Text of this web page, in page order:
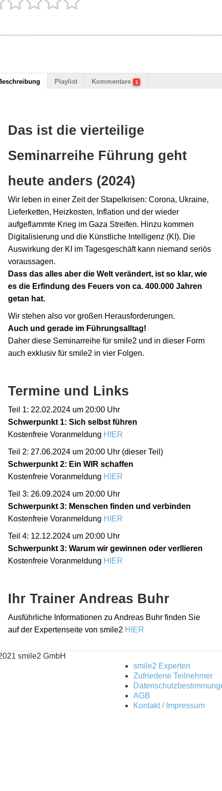
Playlist Kommentare 1
Das ist die vierteilige
Seminarreihe Führung geht
heute anders (2024)
Wir leben in einer Zeit der Stapelkrisen: Corona, Ukraine,
Lieferketten, Heizkosten, Inflation und der wieder
aufgeflammte Krieg im Gaza Streifen. Hinzu kommen
Digitalisierung und die Künstliche Intelligenz (KI). Die
Auswirkung der KI im Tagesgeschäft kann niemand seriös
voraussagen.
Dass das alles aber die Welt verändert, ist so klar, wie
es die Erfindung des Feuers von ca. 400.000 Jahren
getan hat.
Wir stehen also vor großen Herausforderungen.
Auch und gerade im Führungsalltag!
Daher diese Seminarreihe für smile2 und in dieser Form
auch exklusiv für smile2 in vier Folgen.
Termine und Links
Teil 1: 22.02.2024 um 20:00 Uhr
Schwerpunkt 1: Sich selbst führen
Kostenfreie Voranmeldung HIER
Teil 2: 27.06.2024 um 20:00 Uhr (dieser Teil)
Schwerpunkt 2: Ein WIR schaffen
Kostenfreie Voranmeldung HIER
Teil 3: 26.09.2024 um 20:00 Uhr
Schwerpunkt 3: Menschen finden und verbinden
Kostenfreie Voranmeldung HIER
Teil 4: 12.12.2024 um 20:00 Uhr
Schwerpunkt 3: Warum wir gewinnen oder verllieren
Kostenfreie Voranmeldung HIER
Ihr Trainer Andreas Buhr
Ausführliche Informationen zu Andreas Buhr finden Sie
auf der Expertenseite von smile2 HIER
smile2 GmbH
smile2 Experten
Zufriedene Teilnehmer
AGB
Kontakt / Impressum